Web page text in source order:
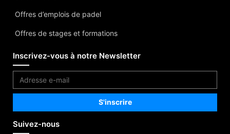
Offres d’emplois de padel
Offres de stages et formations
Inscrivez-vous à notre Newsletter
Suivez-nous